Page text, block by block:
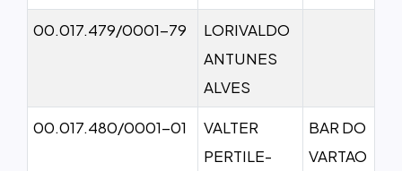
00.017.479/0001-79
LORIVALDO
ANTUNES
ALVES
00.017.480/0001-01
VALTER
PERTILE-
BAR DO
VARTAO